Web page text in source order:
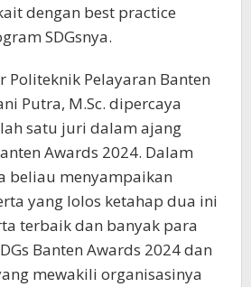
dengan best practice
SDGsnya.
Politeknik Pelayaran Banten
Putra, M.Sc. dipercaya
satu juri dalam ajang
Awards 2024. Dalam
beliau menyampaikan
yang lolos ketahap dua ini
terbaik dan banyak para
Banten Awards 2024 dan
mewakili organisasinya